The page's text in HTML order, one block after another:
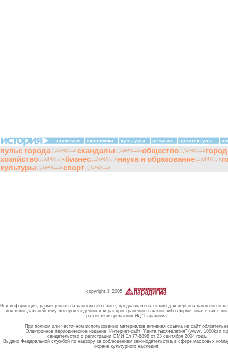
политики экономики культуры религии архитектуры
пульс города скандалы общество
хозяйство
бизнес наука и образование
культуры
спорт
copyright © 2005
Вся информация, размещенная на данном веб-сайте, предназначена только для персонального
подлежит дальнейшему воспроизведению или распространению в какой-либо форме, иначе как с
разрешения редакции ИД "Парадигма"
При полном или частичном использовании материалов активная ссылка на сайт
Электронное периодическое издание "Интернет-сайт "Лента тысячелетия" (www. 1000kzn.ru)
свидетельство о регистрации СМИ Эл 77-8898 от 23 сентября 2004 года.
Выдано Федеральной службой по надзору за соблюдением законодательства в сфере массовых
охране культурного наследия.